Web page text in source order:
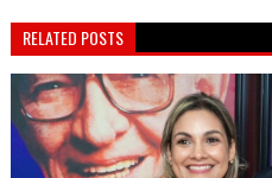
RELATED POSTS